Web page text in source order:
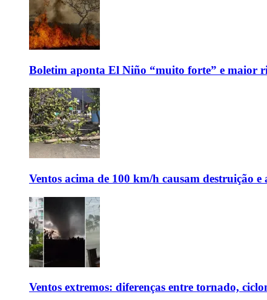
Boletim aponta El Niño “muito forte” e maior
Ventos acima de 100 km/h causam destruição e
Ventos extremos: diferenças entre tornado,